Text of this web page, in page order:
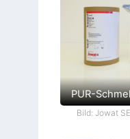
PUR-
Bild: Jowat SE